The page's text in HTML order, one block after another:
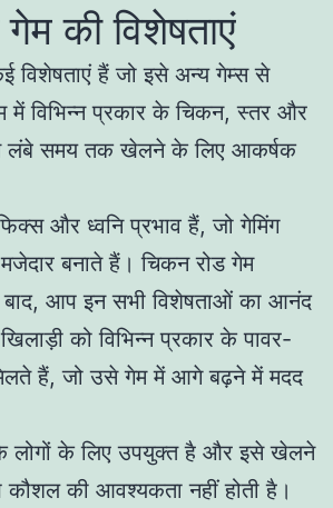
की विशेषताएं
विशेषताएं हैं जो इसे अन्य गेम्स से
में विभिन्न प्रकार के चिकन, स्तर और
लंबे समय तक खेलने के लिए आकर्षक
और ध्वनि प्रभाव हैं, जो गेमिंग
बनाते हैं। चिकन रोड गेम
आप इन सभी विशेषताओं का आनंद
को विभिन्न प्रकार के पावर-
हैं, जो उसे गेम में आगे बढ़ने में मदद
लोगों के लिए उपयुक्त है और इसे खेलने
कौशल की आवश्यकता नहीं होती है।